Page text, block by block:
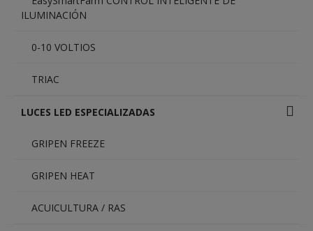
ILUMINACIÓN
0-10 VOLTIOS
TRIAC
LUCES LED ESPECIALIZADAS
GRIPEN FREEZE
GRIPEN HEAT
ACUICULTURA / RAS